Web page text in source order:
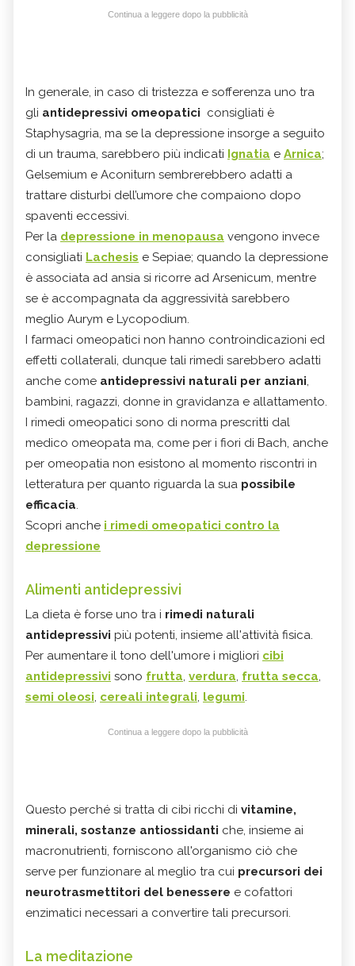
Continua a leggere dopo la pubblicità
In generale, in caso di tristezza e sofferenza uno tra
gli antidepressivi omeopatici consigliati è
Staphysagria, ma se la depressione insorge a seguito
di un trauma, sarebbero più indicati Ignatia e Arnica;
Gelsemium e Aconiturn sembrerebbero adatti a
trattare disturbi dell’umore che compaiono dopo
spaventi eccessivi.
Per la depressione in menopausa vengono invece
consigliati Lachesis e Sepiae; quando la depressione
è associata ad ansia si ricorre ad Arsenicum, mentre
se è accompagnata da aggressività sarebbero
meglio Aurym e Lycopodium.
I farmaci omeopatici non hanno controindicazioni ed
effetti collaterali, dunque tali rimedi sarebbero adatti
anche come antidepressivi naturali per anziani,
bambini, ragazzi, donne in gravidanza e allattamento.
I rimedi omeopatici sono di norma prescritti dal
medico omeopata ma, come per i fiori di Bach, anche
per omeopatia non esistono al momento riscontri in
letteratura per quanto riguarda la sua possibile
efficacia.
Scopri anche i rimedi omeopatici contro la
depressione
Alimenti antidepressivi
La dieta è forse uno tra i rimedi naturali
antidepressivi più potenti, insieme all'attività fisica.
Per aumentare il tono dell'umore i migliori cibi
antidepressivi sono frutta, verdura, frutta secca,
semi oleosi, cereali integrali, legumi.
Continua a leggere dopo la pubblicità
Questo perché si tratta di cibi ricchi di vitamine,
minerali, sostanze antiossidanti che, insieme ai
macronutrienti, forniscono all'organismo ciò che
serve per funzionare al meglio tra cui precursori dei
neurotrasmettitori del benessere e cofattori
enzimatici necessari a convertire tali precursori.
La meditazione